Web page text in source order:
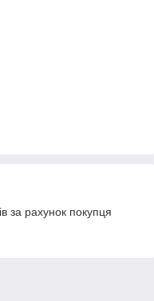
за рахунок покупця